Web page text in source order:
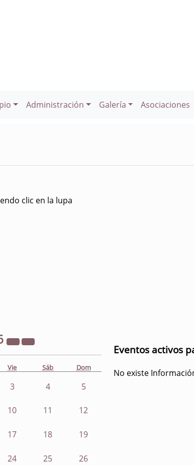
Administración Galería Asociaciones
clic en la lupa
Vie Sáb Dom
3 4 5
10 11 12
17 18 19
24 25 26
Eventos activos
No existe